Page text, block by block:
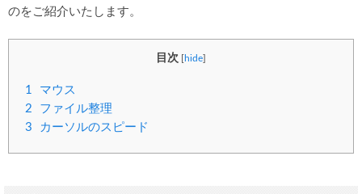
のをご紹介いたします。
目次 [hide]
1
マウス
2
ファイル整理
3
カーソルのスピード